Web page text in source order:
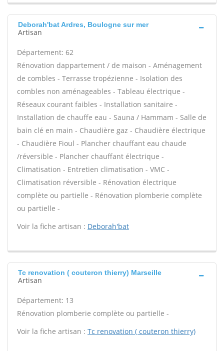
Deborah'bat Ardres, Boulogne sur mer
Artisan
Département: 62
Rénovation dappartement / de maison - Aménagement
de combles - Terrasse tropézienne - Isolation des
combles non aménageables - Tableau électrique -
Réseaux courant faibles - Installation sanitaire -
Installation de chauffe eau - Sauna / Hammam - Salle de
bain clé en main - Chaudière gaz - Chaudière électrique
- Chaudière Fioul - Plancher chauffant eau chaude
/réversible - Plancher chauffant électrique -
Climatisation - Entretien climatisation - VMC -
Climatisation réversible - Rénovation électrique
complète ou partielle - Rénovation plomberie complète
ou partielle -
Voir la fiche artisan : Deborah'bat
Tc renovation ( couteron thierry) Marseille
Artisan
Département: 13
Rénovation plomberie complète ou partielle -
Voir la fiche artisan : Tc renovation ( couteron thierry)